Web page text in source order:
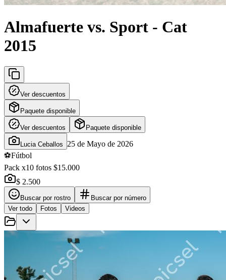
Almafuerte vs. Sport - Cat
2015
Ver descuentos
Paquete disponible
Ver descuentos Paquete disponible
Lucia Ceballos
25 de Mayo de 2026
⚽Fútbol
Pack x10 fotos $15.000
$ 2.500
Buscar por rostro
Buscar por número
Ver todo
Fotos Videos